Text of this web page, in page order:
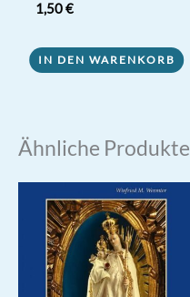
1,50€
IN DEN WARENKORB
Ähnliche Produkte